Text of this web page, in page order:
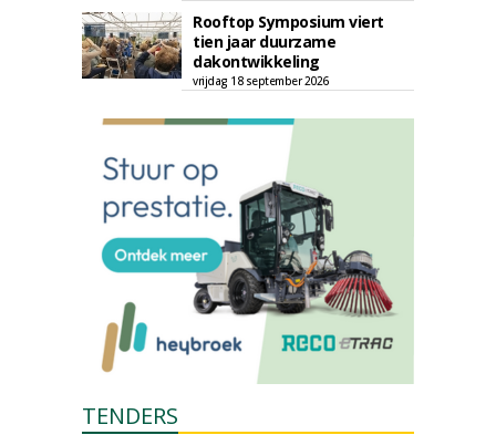
Rooftop Symposium viert
tien jaar duurzame
dakontwikkeling
vrijdag 18 september 2026
TENDERS